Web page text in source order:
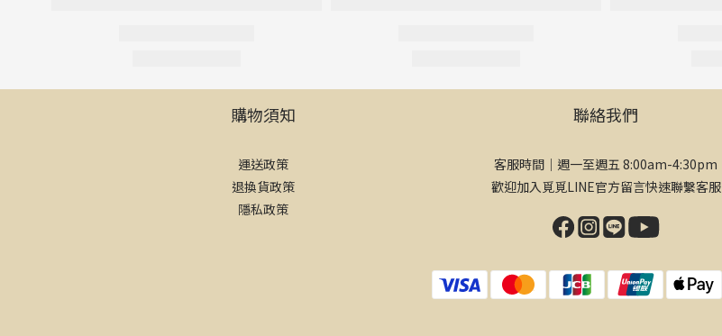
購物須知
運送政策
退換貨政策
隱私政策
聯絡我們
客服時間｜週一至週五 8:00am-4:30pm
歡迎加入覓覓LINE官方留言快速聯繫客服